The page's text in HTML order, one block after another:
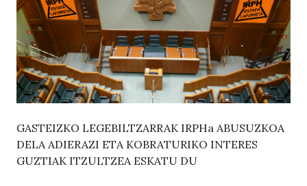
GASTEIZKO LEGEBILTZARRAK IRPHa ABUSUZKOA
DELA ADIERAZI ETA KOBRATURIKO INTERES
GUZTIAK ITZULTZEA ESKATU DU